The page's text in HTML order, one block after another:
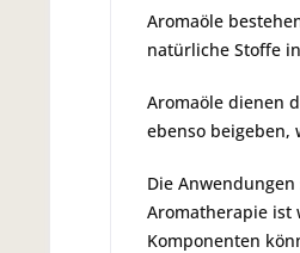
Aromaöle
natürliche Stoffe
Aromaöle dienen
ebenso beigeben,
Die
Aromatherapie ist
Komponenten